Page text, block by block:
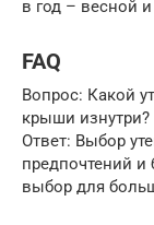
в год – весной
FAQ
Вопрос: Какой
крыши изнутри?
Ответ: Выбор
предпочтений
выбор для